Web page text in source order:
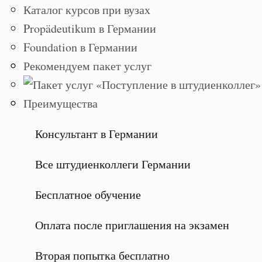
Каталог курсов при вузах
Propädeutikum в Германии
Foundation в Германии
Рекомендуем пакет услуг
Преимущества
Консультант в Германии
Все штудиенколлеги Германии
Бесплатное обучение
Оплата после приглашения на экзамен
Вторая попытка бесплатно